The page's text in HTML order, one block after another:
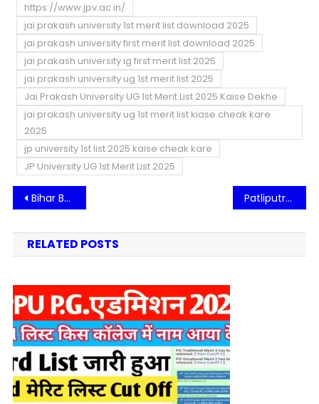
https://www.jpv.ac.in/
jai prakash university 1st merit list download 2025
jai prakash university first merit list download 2025
jai prakash university ig first merit list 2025
jai prakash university ug 1st merit list 2025
Jai Prakash University UG 1st Merit List 2025 Kaise Dekhe
jai prakash university ug 1st merit list kiase cheak kare
2025
jp university 1st list 2025 kaise cheak kare
JP University UG 1st Merit List 2025
Post
navigation
Bihar Board NSP Cut Off List 2025 PDF Download For Inter Pass Students Patliputra University UG 4th Semester Exam Form fill up 2025 | PPU UG SEM 4 Exam Form Kaise Bhare 2025
RELATED POSTS